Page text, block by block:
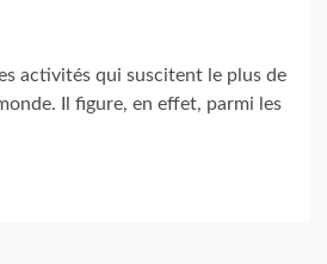
activités qui suscitent le plus de
Il figure, en effet, parmi les